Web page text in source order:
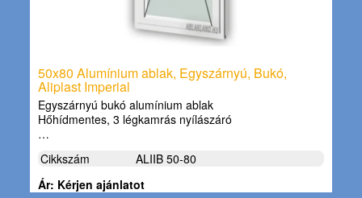
50x80 Alumínium ablak, Egyszárnyú, Bukó,
Aliplast Imperial
Egyszárnyú bukó alumínium ablak
Hőhídmentes, 3 légkamrás nyílászáró
…
Cikkszám
ALIIB 50-80
Ár: Kérjen ajánlatot